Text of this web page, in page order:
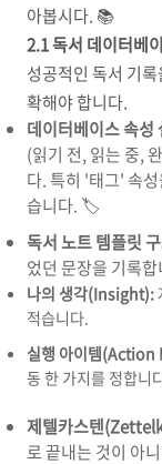
아봅시다. 📚
2.1 독서 데이터베
성공적인 독서 기
확해야 합니다.
데이터베이스 속성
(읽기 전, 읽는 중,
다. 특히 '태그' 속
습니다. 🏷️
독서 노트 템플릿
었던 문장을 기록
나의 생각(Insight):
적습니다.
실행 아이템
동 한 가지를 정합
제텔카스텐
로 끝내는 것이 아